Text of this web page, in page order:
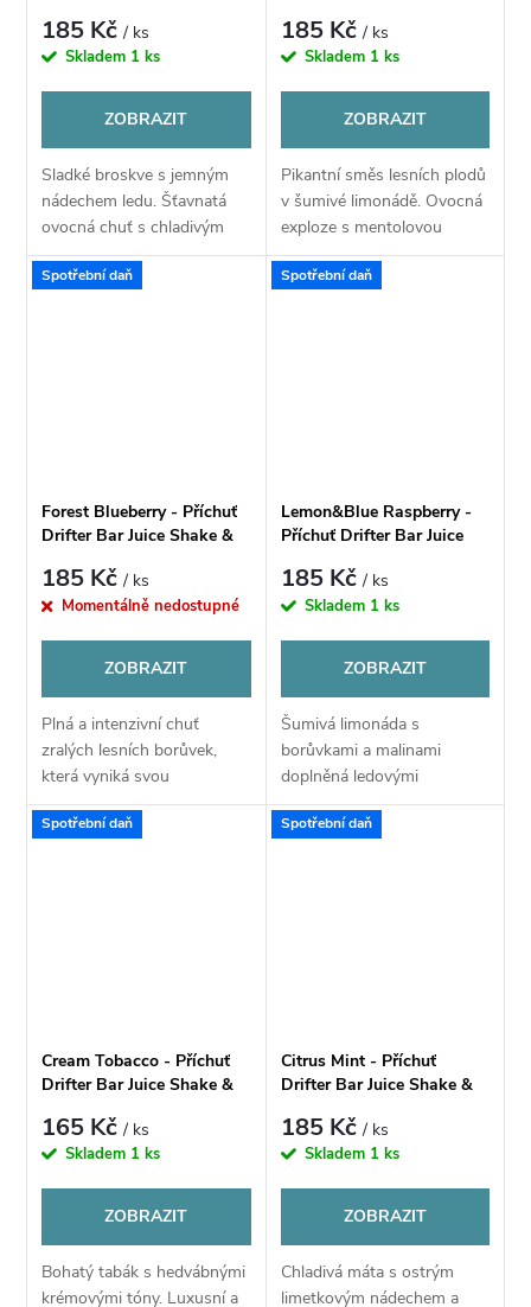
185 Kč/ ks
Skladem 1 ks
ZOBRAZIT
Sladké broskve s jemným
nádechem ledu. Šťavnatá
ovocná chuť s chladivým
závěrem.
185 Kč/ ks
Skladem 1 ks
ZOBRAZIT
Pikantní směs lesních plodů
v šumivé limonádě. Ovocná
exploze s mentolovou
svěžestí.
Spotřební daň
Forest Blueberry - Příchuť
Drifter Bar Juice Shake &
185 Kč/ ks
Momentálně nedostupné
ZOBRAZIT
Plná a intenzivní chuť
zralých lesních borůvek,
která vyniká svou
přirozenou sladkostí i
jemným kyselkavým
Spotřební daň
Lemon&Blue Raspberry -
Příchuť Drifter Bar Juice
185 Kč/ ks
Skladem 1 ks
ZOBRAZIT
Šumivá limonáda s
borůvkami a malinami
doplněná ledovými
mentolovými tóny. Pikantní
a osvěžující.
Spotřební daň
Cream Tobacco - Příchuť
Drifter Bar Juice Shake &
165 Kč/ ks
Skladem 1 ks
ZOBRAZIT
Bohatý tabák s hedvábnými
krémovými tóny. Luxusní a
Spotřební daň
Citrus Mint - Příchuť
Drifter Bar Juice Shake &
185 Kč/ ks
Skladem 1 ks
ZOBRAZIT
Chladivá máta s ostrým
limetkovým nádechem a